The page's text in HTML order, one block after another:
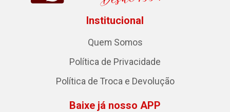
Institucional
Quem Somos
Política de Privacidade
Política de Troca e Devolução
Baixe já nosso APP